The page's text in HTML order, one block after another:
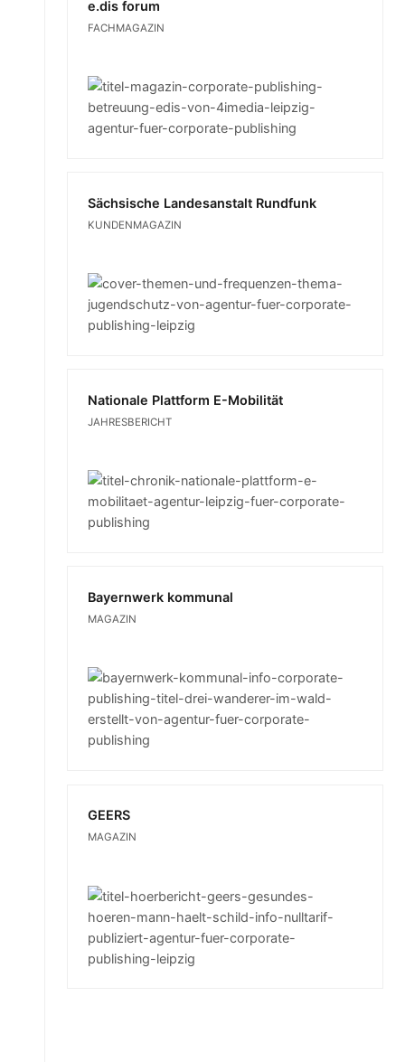
e.dis forum
FACHMAGAZIN
Sächsische Landesanstalt Rundfunk
KUNDENMAGAZIN
Nationale Plattform E-Mobilität
JAHRESBERICHT
Bayernwerk kommunal
MAGAZIN
GEERS
MAGAZIN